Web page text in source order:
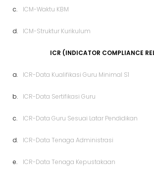
c. ICM-Waktu KBM
d. ICM-Struktur Kurikulum
ICR (INDICATOR COMPLIANCE
a. ICR-Data Kualifikasi Guru Minimal S1
b. ICR-Data Sertifikasi Guru
c. ICR-Data Guru Sesuai Latar Pendidikan
d. ICR-Data Tenaga Administrasi
e. ICR-Data Tenaga Kepustakaan